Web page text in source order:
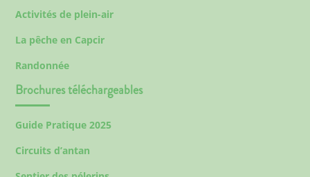
Activités de plein-air
La pêche en Capcir
Randonnée
Brochures téléchargeables
Guide Pratique 2025
Circuits d’antan